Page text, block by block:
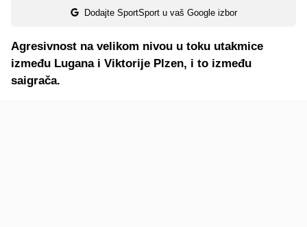
Dodajte SportSport u vaš Google izbor
Agresivnost na velikom nivou u toku utakmice
između Lugana i Viktorije Plzen, i to između
saigrača.